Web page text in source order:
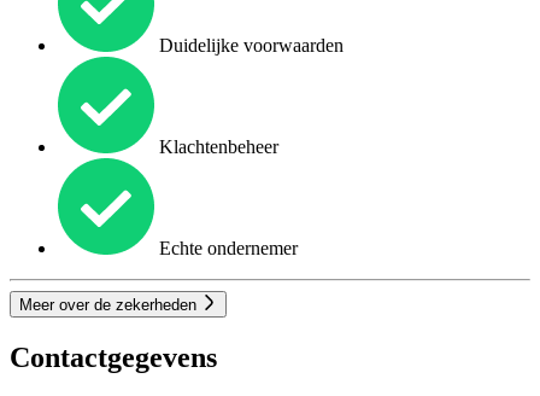
Duidelijke voorwaarden
Klachtenbeheer
Echte ondernemer
Meer over de zekerheden
Contactgegevens